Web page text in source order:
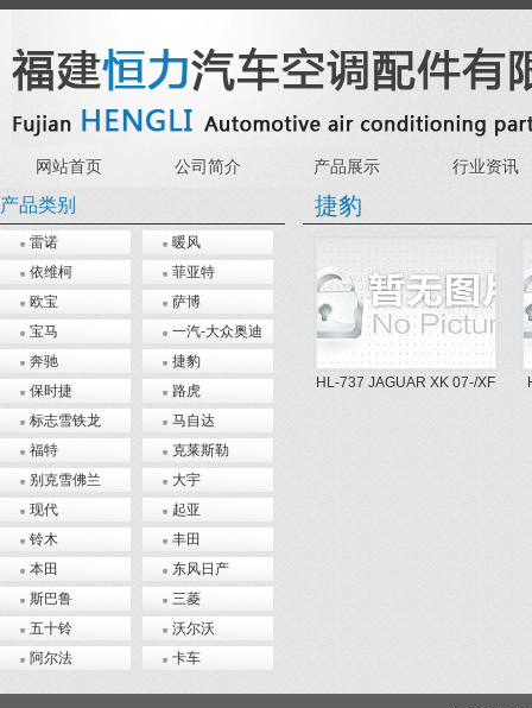
网站首页 公司简介 产品展示 行业资讯
捷豹
HL-737 JAGUAR XK 07-/XF
产品类别
雷诺
暖风
依维柯
菲亚特
欧宝
萨博
宝马
一汽-大众奥迪
奔驰
捷豹
保时捷
路虎
标志雪铁龙
马自达
福特
克莱斯勒
别克雪佛兰
大宇
现代
起亚
铃木
丰田
本田
东风日产
斯巴鲁
三菱
五十铃
沃尔沃
阿尔法
卡车